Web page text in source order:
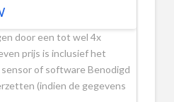
door een tot wel 4x
prijs is inclusief het
of software Benodigd
(indien de gegevens